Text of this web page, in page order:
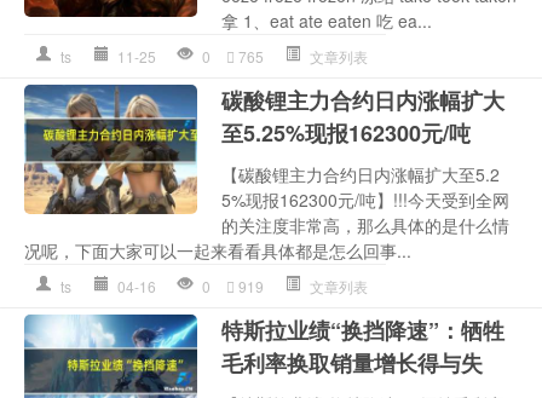
拿 1、eat ate eaten 吃 ea...
ts 11-25 0 765 文章列表
碳酸锂主力合约日内涨幅扩大
至5.25%现报162300元/吨
【碳酸锂主力合约日内涨幅扩大至5.2
5%现报162300元/吨】!!!今天受到全网
的关注度非常高，那么具体的是什么情
况呢，下面大家可以一起来看看具体都是怎么回事...
ts 04-16 0 919 文章列表
特斯拉业绩“换挡降速”：牺牲
毛利率换取销量增长得与失